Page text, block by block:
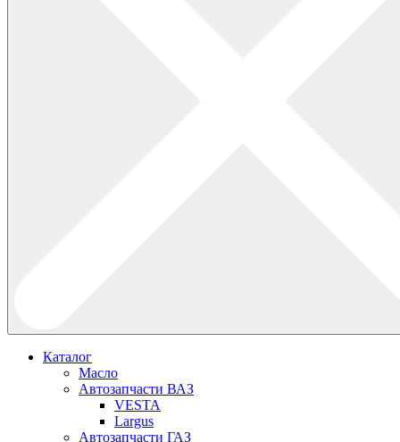
Каталог
Масло
Автозапчасти ВАЗ
VESTA
Largus
Автозапчасти ГАЗ